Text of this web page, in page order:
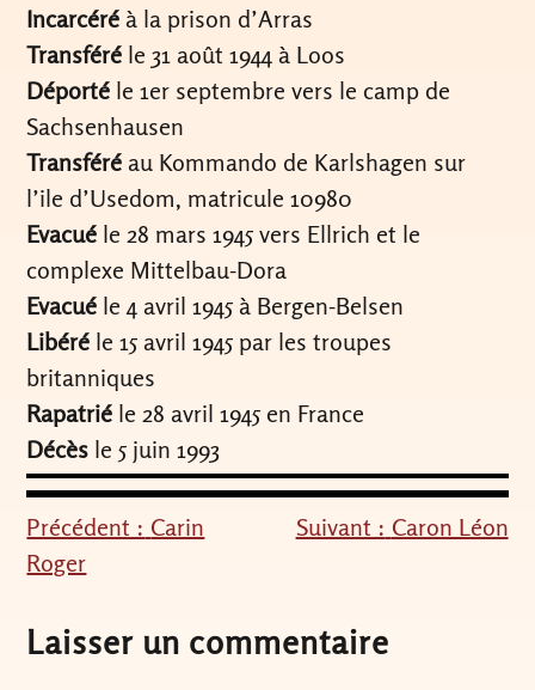
Incarcéré à la prison d’Arras
Transféré le 31 août 1944 à Loos
Déporté le 1er septembre vers le camp de
Sachsenhausen
Transféré au Kommando de Karlshagen sur
l’ile d’Usedom, matricule 10980
Evacué le 28 mars 1945 vers Ellrich et le
complexe Mittelbau-Dora
Evacué le 4 avril 1945 à Bergen-Belsen
Libéré le 15 avril 1945 par les troupes
britanniques
Rapatrié le 28 avril 1945 en France
Décès le 5 juin 1993
Navigation
de
l’article
Précédent : Carin
Roger
Suivant : Caron Léon
Laisser un commentaire